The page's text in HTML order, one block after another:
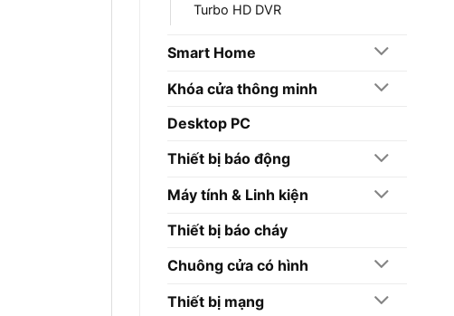
Turbo HD DVR
Smart Home
Khóa cửa thông minh
Desktop PC
Thiết bị báo động
Máy tính & Linh kiện
Thiết bị báo cháy
Chuông cửa có hình
Thiết bị mạng